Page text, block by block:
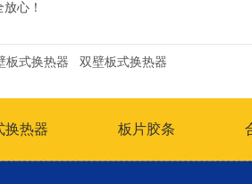
心！
板式换热器 双壁板式换热器
换热器 板片胶条